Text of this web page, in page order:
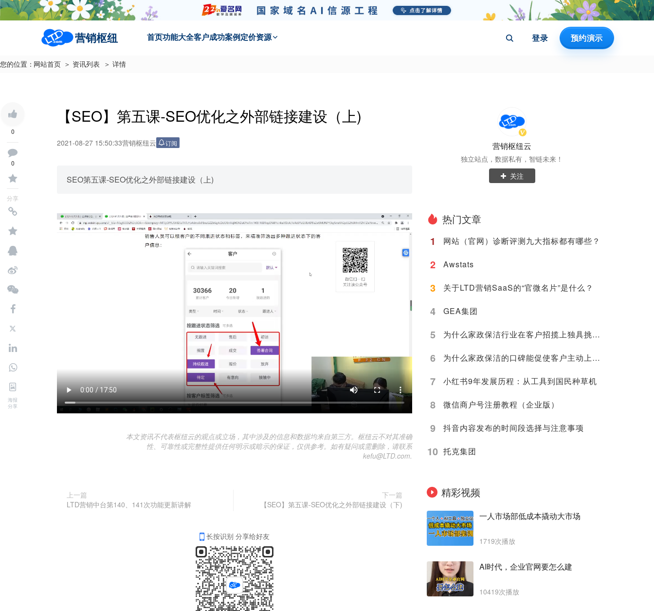
营销枢纽 首页功能大全客户成功案例 定价资源 登录 预约演示
您的位置： 网站首页 ＞ 资讯列表 ＞ 详情
0
0
分享
海报
分享
【SEO】第五课-SEO优化之外部链接建设（上)
2021-08-27 15:50:33营销枢纽云 订阅
SEO第五课-SEO优化之外部链接建设（上)
本文资讯不代表枢纽云的观点或立场，其中涉及的信息和数据均来自第三方。枢纽云不对其准确
性、可靠性或完整性提供任何明示或暗示的保证，仅供参考。如有疑问或需删除，请联系
kefu@LTD.com.
上一篇
LTD营销中台第140、141次功能更新讲解
下一篇
【SEO】第五课-SEO优化之外部链接建设（下)
长按识别 分享给好友
营销枢纽云
独立站点，数据私有，智链未来！
关注
热门文章
1
网站（官网）诊断评测九大指标都有哪些？
2 Awstats
3 关于LTD营销SaaS的“官微名片”是什么？
4 GEA集团
5 为什么家政保洁行业在客户招揽上独具挑战？
6 为什么家政保洁的口碑能促使客户主动上门？
7 小红书9年发展历程：从工具到国民种草机
8 微信商户号注册教程（企业版）
9 抖音内容发布的时间段选择与注意事项
10 托克集团
精彩视频
一人市场部低成本撬动大市场
1719次播放
AI时代，企业官网要怎么建
10419次播放